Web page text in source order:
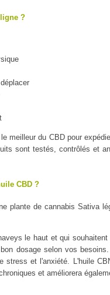
?
meilleur du CBD pour
sont testés, contrôlés et
CBD ?
plante de cannabis Sativa
le haut et qui
dosage selon vos
stress et l'anxiété. L'huile
et améliorera